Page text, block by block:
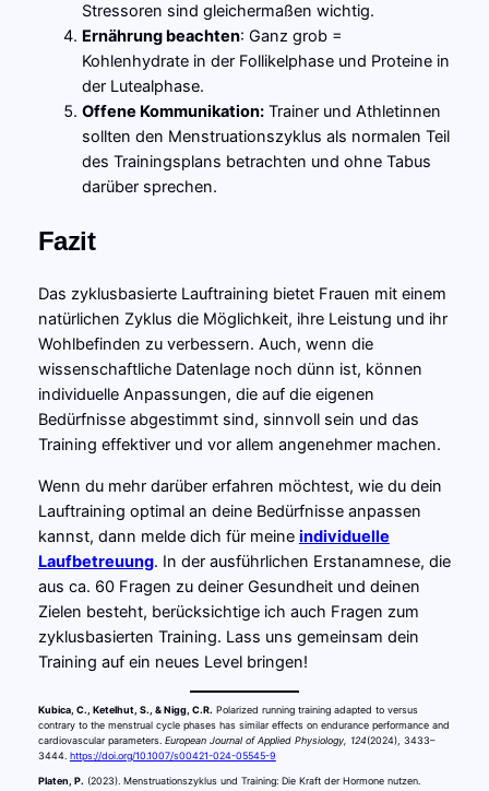
Stressoren sind gleichermaßen wichtig.
Ernährung beachten: Ganz grob =
Kohlenhydrate in der Follikelphase und Proteine in
der Lutealphase.
Offene Kommunikation:Trainer und Athletinnen
sollten den Menstruationszyklus als normalen Teil
des Trainingsplans betrachten und ohne Tabus
darüber sprechen.
Fazit
Das zyklusbasierte Lauftraining bietet Frauen mit einem
natürlichen Zyklus die Möglichkeit, ihre Leistung und ihr
Wohlbefinden zu verbessern. Auch, wenn die
wissenschaftliche Datenlage noch dünn ist, können
individuelle Anpassungen, die auf die eigenen
Bedürfnisse abgestimmt sind, sinnvoll sein und das
Training effektiver und vor allem angenehmer machen.
Wenn du mehr darüber erfahren möchtest, wie du dein
Lauftraining optimal an deine Bedürfnisse anpassen
kannst, dann melde dich für meine individuelle
Laufbetreuung. In der ausführlichen Erstanamnese, die
aus ca. 60 Fragen zu deiner Gesundheit und deinen
Zielen besteht, berücksichtige ich auch Fragen zum
zyklusbasierten Training. Lass uns gemeinsam dein
Training auf ein neues Level bringen!
Kubica, C., Ketelhut, S., & Nigg, C.R. Polarized running training adapted to versus
contrary to the menstrual cycle phases has similar effects on endurance performance and
cardiovascular parameters. European Journal of Applied Physiology, 124(2024), 3433–
3444. https://doi.org/10.1007/s00421-024-05545-9
Platen, P. (2023). Menstruationszyklus und Training: Die Kraft der Hormone nutzen.